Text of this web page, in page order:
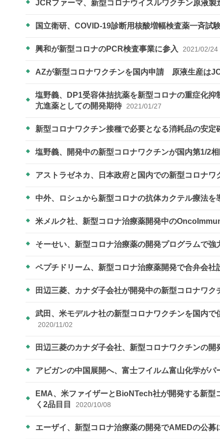
JCRファーマ、新型コロナウイスルワクチン原液
国立衛研、COVID-19診断用核酸増幅検査薬一斉試
興和が新型コロナのPCR検査事業に参入 2021/02/24
AZが新型コロナワクチンを国内申請 原液生産は
塩野義、DP1受容体拮抗薬を新型コロナの重症化
亢進薬としての開発期待 2021/01/27
新型コロナワクチン接種で必要となる消耗品の安
塩野義、開発中の新型コロナワクチンが国内第1/2
アストラゼネカ、日本政府と国内での新型コロナ
中外、ロシュから新型コロナの抗体カクテル療法を
米メルク社、新型コロナ治療薬開発中の
そーせい、新型コロナ治療薬の開発プログラムで
ペプチドリーム、新型コロナ治療薬開発で合弁会社
田辺三菱、カナダ子会社が開発中の新型コロナワ
武田、米モデルナ社の新型コロナワクチンを国内
2020/11/02
田辺三菱のカナダ子会社、新型コロナワクチンの
アビガンの中国展開へ、富士フイルム富山化学が
EMA、米ファイザーとBioNTech社が開発する新
く2品目目
2020/10/08
エーザイ、新型コロナ治療薬の開発でAMEDの公